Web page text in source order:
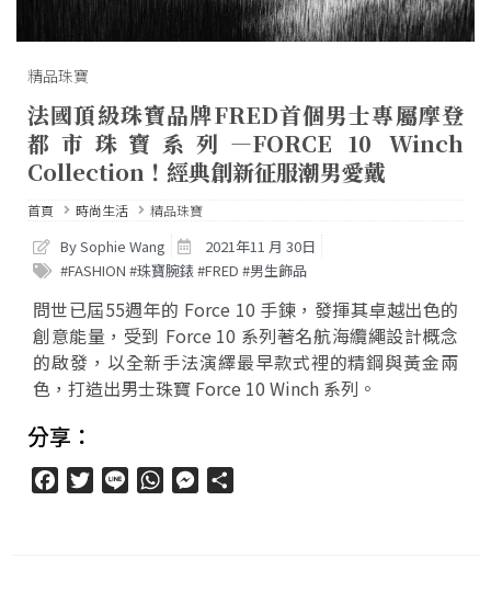
精品珠寶
法國頂級珠寶品牌FRED首個男士專屬摩登
都市珠寶系列—FORCE 10 Winch
Collection！經典創新征服潮男愛戴
首頁 時尚生活 精品珠寶
By Sophie Wang
2021年11 月 30日
#FASHION #珠寶腕錶 #FRED #男生飾品
問世已屆55週年的 Force 10 手鍊，發揮其卓越出色的
創意能量，受到 Force 10 系列著名航海纜繩設計概念
的啟發，以全新手法演繹最早款式裡的精鋼與黃金兩
色，打造出男士珠寶 Force 10 Winch 系列。
分享：
FacebookTwitter
Line WhatsAppMessenger